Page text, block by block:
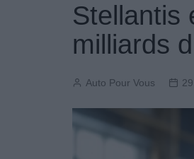
Produits Boutique
Stellantis
milliards
Auto Pour Vous